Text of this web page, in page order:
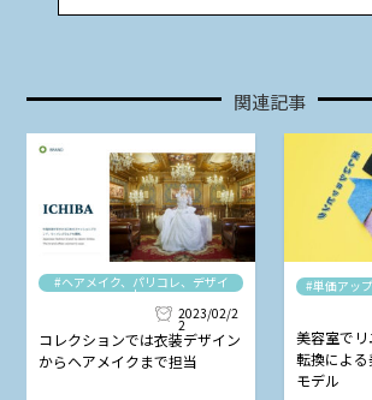
関連記事
#ヘアメイク、パリコレ、デザイ
ナー
2023/02/2
2
コレクションでは衣装デザイン
からヘアメイクまで担当
#単価アップ
美容室で
転換によ
モデル